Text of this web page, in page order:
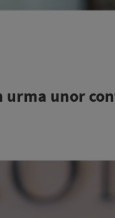
urma unor